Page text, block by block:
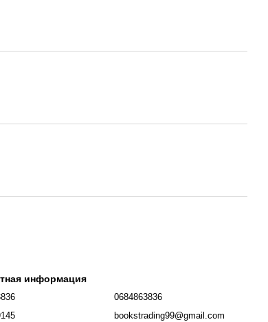
информация
0684863836
bookstrading99@gmail.com